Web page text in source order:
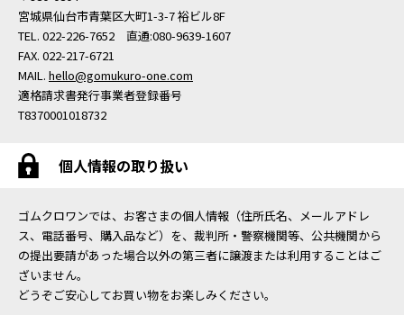
宮城県仙台市青葉区大町1-3-7 裕ビル8F
TEL. 022-226-7652 直通:080-9639-1607
FAX. 022-217-6721
MAIL. hello@gomukuro-one.com
適格請求書発行事業者登録番号
T8370001018732
個人情報の取り扱い
ゴムクロワンでは、お客さまの個人情報（住所氏名、メールアドレ
ス、電話番号、購入品など）を、裁判所・警察機関等、公共機関から
の提出要請があった場合以外の第三者に譲渡または利用することはご
ざいません。
どうぞご安心してお買い物をお楽しみください。